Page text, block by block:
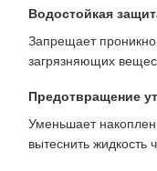
Водостойкая
Запрещает
загрязняющих
Предотвращение
Уменьшает
вытеснить жидкость